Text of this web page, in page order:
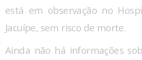
está em observação no
Jacuípe, sem risco de morte.
Ainda não há informações